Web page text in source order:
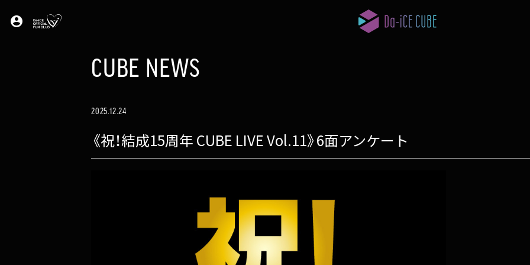
account_circle
CUBE NEWS
2025.12.24
《祝！結成15周年 CUBE LIVE Vol.11》6面アンケート